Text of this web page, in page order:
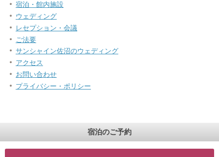
宿泊・館内施設
ウェディング
レセプション・会議
ご法要
サンシャイン佐沼のウェディング
アクセス
お問い合わせ
プライバシー・ポリシー
宿泊のご予約